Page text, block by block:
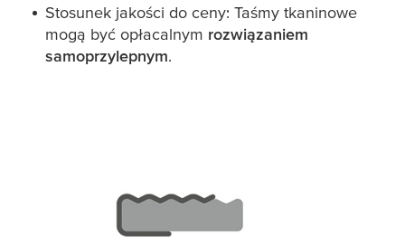
Stosunek jakości do ceny: Taśmy tkaninowe
mogą być opłacalnym rozwiązaniem
samoprzylepnym.